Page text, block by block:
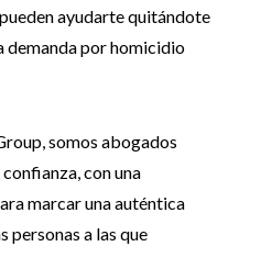
ayudarte quitándote
demanda por homicidio
somos abogados
con una
marcar una auténtica
personas a las que